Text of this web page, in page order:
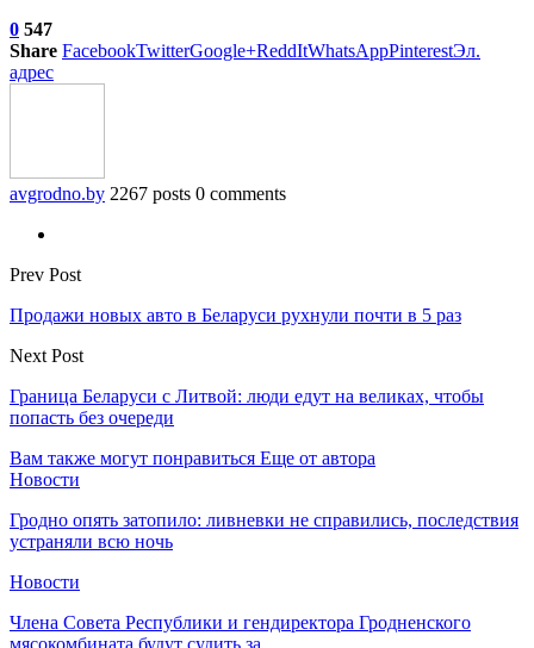
0 547
Share FacebookTwitterGoogle+ReddItWhatsAppPinterestЭл.
адрес
avgrodno.by 2267 posts 0 comments
Prev Post
Продажи новых авто в Беларуси рухнули почти в 5 раз
Next Post
Граница Беларуси с Литвой: люди едут на великах, чтобы
попасть без очереди
Вам также могут понравиться Еще от автора
Новости
Гродно опять затопило: ливневки не справились, последствия
устраняли всю ночь
Новости
Члена Совета Республики и гендиректора Гродненского
мясокомбината будут судить за…